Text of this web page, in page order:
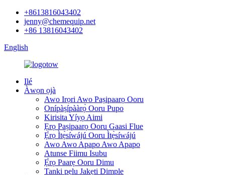
+8613816043402
jenny@chemequip.net
+86 13816043402
English
Ilé
Àwọn ọjà
Awo Irọri Awo Paṣipaarọ Ooru
Onípàṣípààrọ̀ Ooru Pupo
Kirisita Yíyọ Aimi
Ẹrọ Paṣipaarọ Ooru Gaasi Flue
Ẹ̀rọ Ìtẹ̀síwájú Ooru Ìtẹ̀síwájú
Awo Awo Apapo Awo Apapo
Atunse Fiimu Isubu
Ẹ̀rọ Paarẹ Ooru Dimu
Tanki pẹlu Jakẹti Dimple